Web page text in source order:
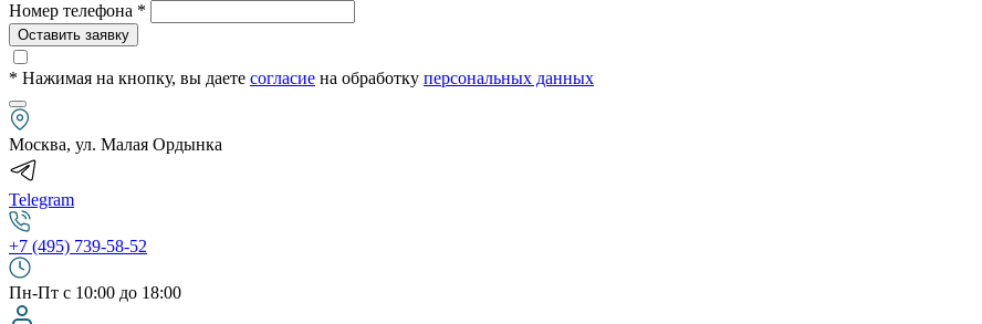
Номер телефона *
Оставить заявку
* Нажимая на кнопку, вы даете согласие на обработку персональных данных
Москва, ул. Малая Ордынка
Telegram
+7 (495) 739-58-52
Пн-Пт с 10:00 до 18:00